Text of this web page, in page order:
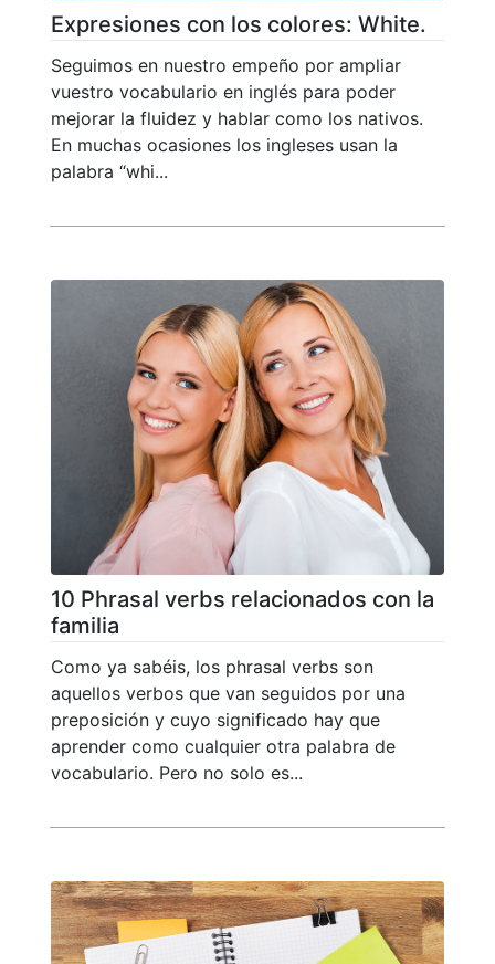
Expresiones con los colores: White.
Seguimos en nuestro empeño por ampliar
vuestro vocabulario en inglés para poder
mejorar la fluidez y hablar como los nativos.
En muchas ocasiones los ingleses usan la
palabra “whi...
10 Phrasal verbs relacionados con la
familia
Como ya sabéis, los phrasal verbs son
aquellos verbos que van seguidos por una
preposición y cuyo significado hay que
aprender como cualquier otra palabra de
vocabulario. Pero no solo es...